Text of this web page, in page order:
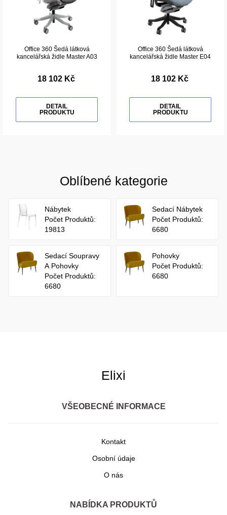
Office 360 Šedá látková
kancelářská židle Master A03
18 102 Kč
DETAIL
PRODUKTU
Office 360 Šedá látková
kancelářská židle Master E04
18 102 Kč
DETAIL
PRODUKTU
Oblíbené kategorie
Nábytek
Počet Produktů:
19813
Sedací Nábytek
Počet Produktů:
6680
Sedací Soupravy
A Pohovky
Počet Produktů:
6680
Pohovky
Počet Produktů:
6680
Elixi
VŠEOBECNÉ INFORMACE
Kontakt
Osobní údaje
O nás
NABÍDKA PRODUKTŮ